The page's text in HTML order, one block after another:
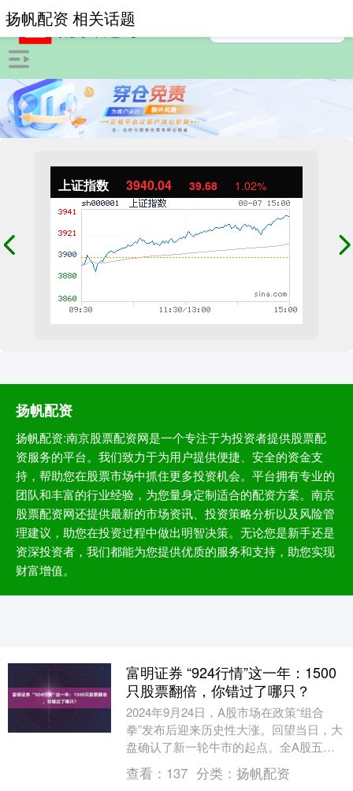
上证指数 3940.04 39.68 1.02%
扬帆配资
扬帆配资:南京股票配资网是一个专注于为投资者提供股票配
资服务的平台。我们致力于为用户提供便捷、安全的资金支
持，帮助您在股票市场中抓住更多投资机会。平台拥有专业的
团队和丰富的行业经验，为您量身定制适合的配资方案。南京
股票配资网还提供最新的市场资讯、投资策略分析以及风险管
理建议，助您在投资过程中做出明智决策。无论您是新手还是
资深投资者，我们都能为您提供优质的服务和支持，助您实现
财富增值。
扬帆配资 相关话题
富明证券 “924行情”这一年：1500
只股票翻倍，你错过了哪只？
2024年9月24日，A股市场在政策“组合
拳”发布后迎来历史性大涨。回望当日，大
盘确认了新一轮牛市的起点。全A股五次
日成交额超3万亿都发生在这一年间。与此
同时，....
查看： 137 分类： 扬帆配资